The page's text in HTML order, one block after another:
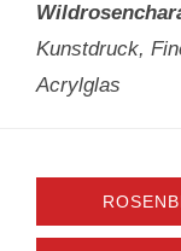
Kunstdruck,
Acrylglas